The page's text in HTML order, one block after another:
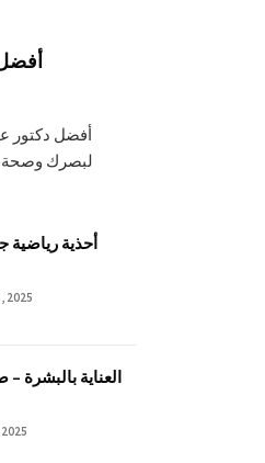
أفضل دكتور
لبصرك وصحة
أحذية رياضية
2025
العناية بالبشرة